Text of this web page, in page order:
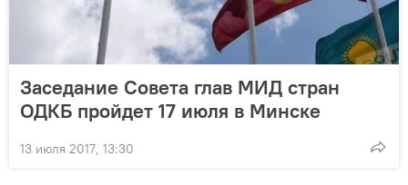
Заседание Совета глав МИД стран
ОДКБ пройдет 17 июля в Минске
13 июля 2017, 13:30